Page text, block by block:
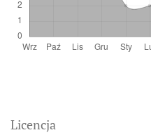
Licencja